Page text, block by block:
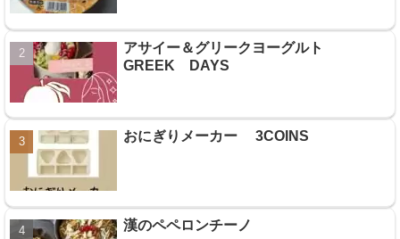
アサイー＆グリークヨーグルト
GREEK DAYS
おにぎりメーカー 3COINS
漢のペペロンチーノ